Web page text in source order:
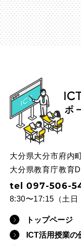
ICT
大分県大分市府内
大分県教育庁教育
tel 097-506-
8:30〜17:15（土日
トップページ
ICT活用授業の